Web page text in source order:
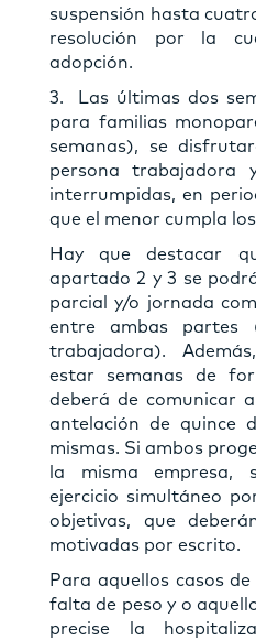
suspensión hasta
resolución por la
adopción.
3. Las últimas dos
para familias
semanas), se
persona trabajadora
interrumpidas, en
que el menor cumpla
Hay que destacar
apartado 2 y 3 se
parcial y/o jornada
entre ambas partes
trabajadora).
estar semanas de
deberá de comunicar
antelación de quince
mismas. Si ambos
la misma empresa,
ejercicio simultáneo
objetivas, que
motivadas por escrito.
Para aquellos casos
falta de peso y o
precise la